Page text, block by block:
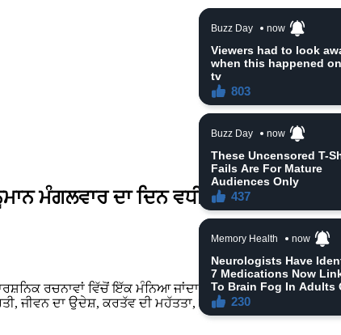
ਮੰਗਲਵਾਰ ਦਾ ਦਿਨ ਵਧੀਆ ਹੋਵੇਗਾ ਜਲਦੀ ਦੇਖੋ
ਰਚਨਾਵਾਂ ਵਿੱਚੋਂ ਇੱਕ ਮੰਨਿਆ ਜਾਂਦਾ ਹੈ। ਗੀਤਾ ਵਿੱਚ ਕੁਰੂਕਸ਼ੇਤਰ ਦੇ
ਦਾ ਉਦੇਸ਼, ਕਰਤੱਵ ਦੀ ਮਹੱਤਤਾ, ਅਤੇ ਕਰਮ ਦੀ ਧਾਰਨਾ ਸਮੇਤ